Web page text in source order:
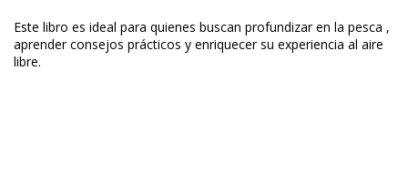
Este libro es ideal para quienes buscan profundizar en la pesca ,
aprender consejos prácticos y enriquecer su experiencia al aire
libre.